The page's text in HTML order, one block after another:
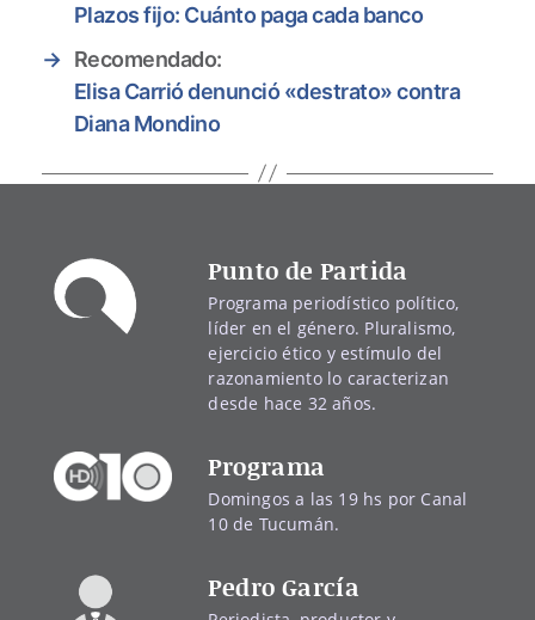
Plazos fijo: Cuánto paga cada banco
→ Recomendado:
Elisa Carrió denunció «destrato» contra
Diana Mondino
Punto de Partida
Programa periodístico político,
líder en el género. Pluralismo,
ejercicio ético y estímulo del
razonamiento lo caracterizan
desde hace 32 años.
Programa
Domingos a las 19 hs por Canal
10 de Tucumán.
Pedro García